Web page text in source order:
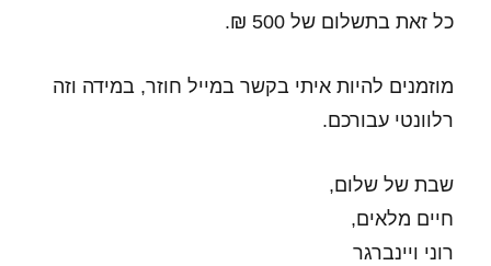
כל זאת בתשלום של 500 ₪.
מוזמנים להיות איתי בקשר במייל חוזר, במידה וזה
רלוונטי עבורכם.
שבת של שלום,
חיים מלאים,
רוני ויינברגר